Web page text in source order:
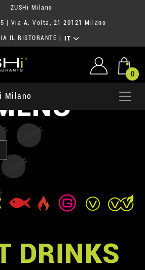
ZUSHi Milano
| Via A. Volta, 21 20121 Milano
IL RISTORANTE IT
0
Milano
DRINKS